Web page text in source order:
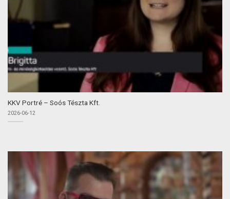
KKV Portré – Soós Tészta Kft.
2026-06-12